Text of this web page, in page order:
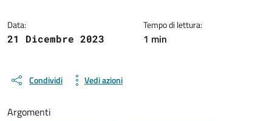
Data:
21 Dicembre 2023
Tempo di lettura:
1 min
Condividi Vedi azioni
Argomenti